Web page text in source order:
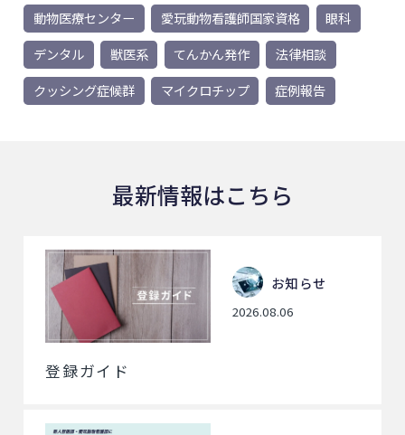
動物医療センター
愛玩動物看護師国家資格
眼科
デンタル
獣医系 てんかん発作
法律相談
クッシング症候群
マイクロチップ 症例報告
最新情報はこちら
お知らせ
2026.08.06
登録ガイド